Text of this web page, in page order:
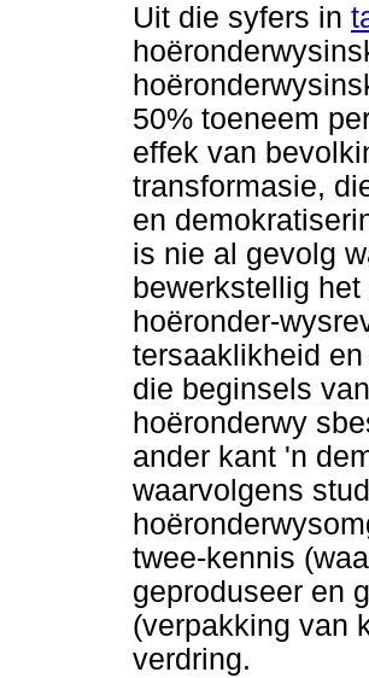
Uit die syfers in
50% toeneem
effek van
transformasie,
en
is nie al gevolg
bewerkstellig
hoëronder-
tersaaklikheid
die beginsels
hoëronderwy
ander kant 'n
waarvolgens
twee-kennis
geproduseer en
(verpakking van
verdring.